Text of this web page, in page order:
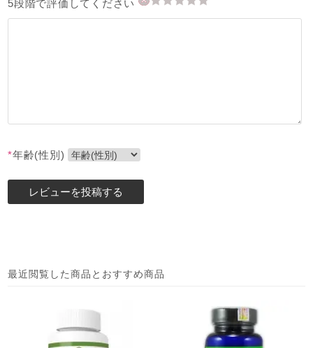
5段階で評価してください
*年齢(性別)
最近閲覧した商品とおすすめ商品